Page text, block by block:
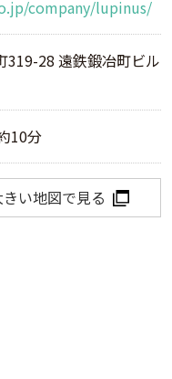
company/lupinus/
319-28 遠鉄鍛冶町ビル
10分
きい地図で見る